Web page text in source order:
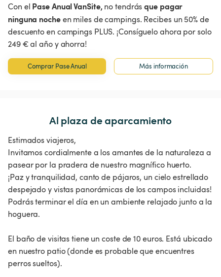
Con el Pase Anual VanSite, no tendrásque pagar
ninguna nocheen miles de campings. Recibes un 50% de
descuento en campings PLUS. ¡Consíguelo ahora por solo
249 € al año y ahorra!
Comprar Pase Anual Más información
Al plaza de aparcamiento
Estimados viajeros,
Invitamos cordialmente a los amantes de la naturaleza a
pasear por la pradera de nuestro magnífico huerto.
¡Paz y tranquilidad, canto de pájaros, un cielo estrellado
despejado y vistas panorámicas de los campos incluidas!
Podrás terminar el día en un ambiente relajado junto a la
hoguera.
El baño de visitas tiene un coste de 10 euros. Está ubicado
en nuestro patio (donde es probable que encuentres
perros sueltos).